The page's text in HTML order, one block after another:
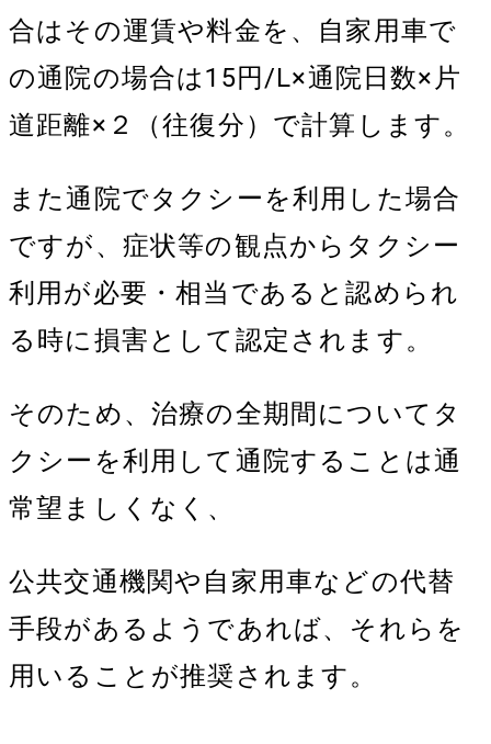
合はその運賃や料金を、自家用車で
の通院の場合は15円/L×通院日数×片
道距離×２（往復分）で計算します。
また通院でタクシーを利用した場合
ですが、症状等の観点からタクシー
利用が必要・相当であると認められ
る時に損害として認定されます。
そのため、治療の全期間についてタ
クシーを利用して通院することは通
常望ましくなく、
公共交通機関や自家用車などの代替
手段があるようであれば、それらを
用いることが推奨されます。